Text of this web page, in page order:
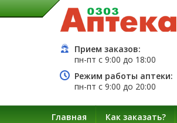
Прием заказов:
пн-пт с9:00 до 18:00
Режим работы аптеки:
пн-пт с9:00 до 20:00
Главная Как заказать?